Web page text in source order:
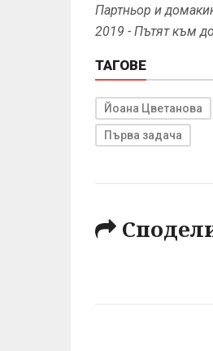
Партньор и
2019 - Пътят към
ТАГОВЕ
Йоана Цветанова
Първа задача